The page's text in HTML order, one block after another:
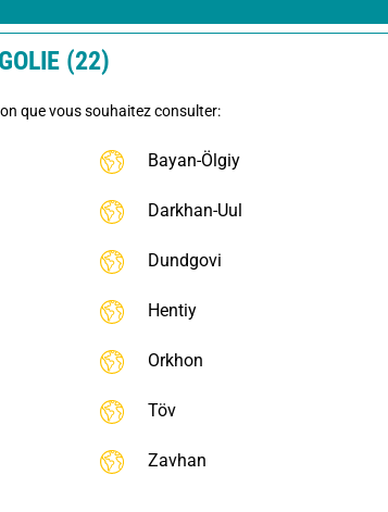
(22)
que vous souhaitez consulter:
Bayan-Ölgiy
Darkhan-Uul
Dundgovi
Hentiy
Orkhon
Töv
Zavhan